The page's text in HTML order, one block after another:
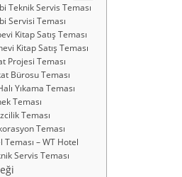
Teknik Servis Teması
Servisi Teması
Kitap Satış Teması
Kitap Satış Teması
Projesi Teması
Bürosu Teması
Yıkama Teması
Teması
Teması
Teması
– WT Hotel
Servis Teması